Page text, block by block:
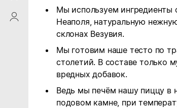
ProfileSaby
Мы используем ингредиенты
Неаполя, натуральную
склонах Везувия.
Мы готовим наше тесто по
столетий. В составе только
вредных добавок.
Ведь мы печём нашу пиццу в
подовом камне, при